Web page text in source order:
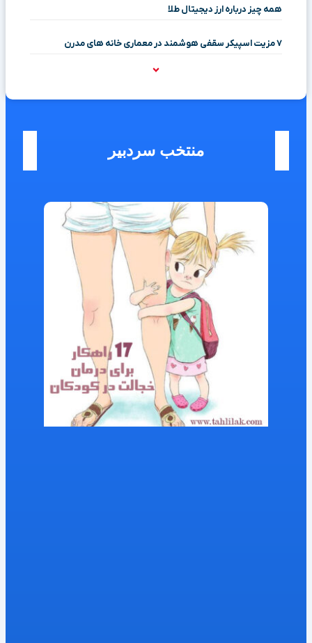
همه چیز درباره ارز دیجیتال طلا
۷ مزیت اسپیکر سقفی هوشمند در معماری خانه‌ های مدرن
منتخب سردبیر